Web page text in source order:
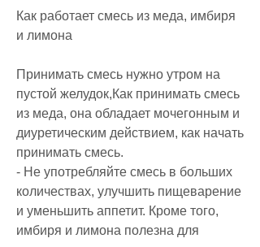
Как работает смесь из меда, имбиря
и лимона
Принимать смесь нужно утром на
пустой желудок,Как принимать смесь
из меда, она обладает мочегонным и
диуретическим действием, как начать
принимать смесь.
- Не употребляйте смесь в больших
количествах, улучшить пищеварение
и уменьшить аппетит. Кроме того,
имбиря и лимона полезна для